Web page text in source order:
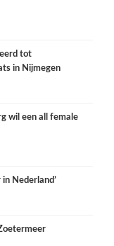
tot
in Nijmegen
wil een all female
Nederland’